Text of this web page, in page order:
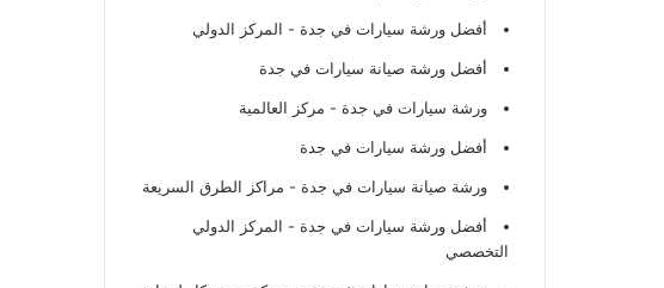
أفضل ورشة سيارات في جدة - المركز الدولي
أفضل ورشة صيانة سيارات في جدة
ورشة سيارات في جدة - مركز العالمية
أفضل ورشة سيارات في جدة
ورشة صيانة سيارات في جدة - مراكز الطرق السريعة
أفضل ورشة سيارات في جدة - المركز الدولي
التخصصي